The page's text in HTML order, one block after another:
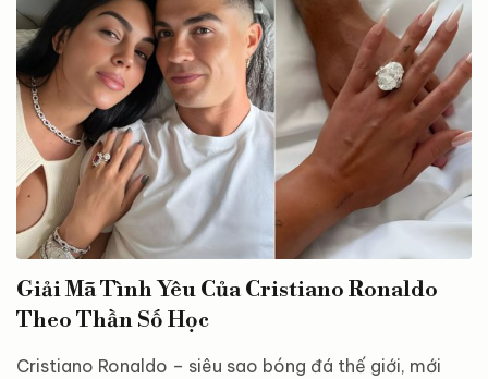
sang nhịp sống ngăn nắp, trật tự và hiệu quả của mùa
Xử Nữ. Nếu như mùa Sư Tử là thời điểm bạn tỏa sáng,
thử nghiệm và sống hết mình với đam mê,...
Giải Mã Tình Yêu Của Cristiano Ronaldo
Theo Thần Số Học
Cristiano Ronaldo – siêu sao bóng đá thế giới, mới